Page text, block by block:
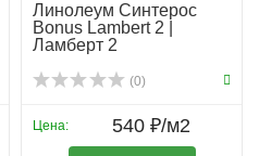
Линолеум Синтерос
Bonus Lambert 2 |
Ламберт 2
(0)
Цена: 540 ₽/м2